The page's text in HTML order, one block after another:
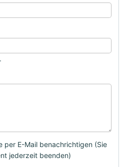
per E-Mail benachrichtigen (Sie
jederzeit beenden)